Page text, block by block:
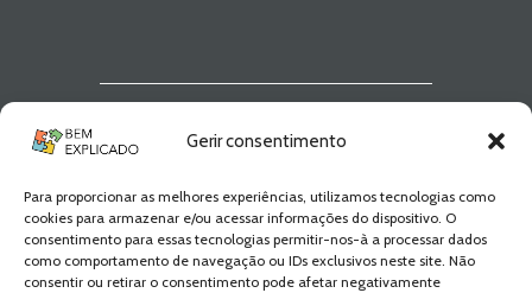
Gerir consentimento
Para proporcionar as melhores experiências, utilizamos tecnologias como
cookies para armazenar e/ou acessar informações do dispositivo. O
consentimento para essas tecnologias permitir-nos-à a processar dados
como comportamento de navegação ou IDs exclusivos neste site. Não
consentir ou retirar o consentimento pode afetar negativamente
Newsletter Bem
Explicado
Fica a par de todas as novidades! Zero
Spam, apenas novidades e novos
conteúdos!